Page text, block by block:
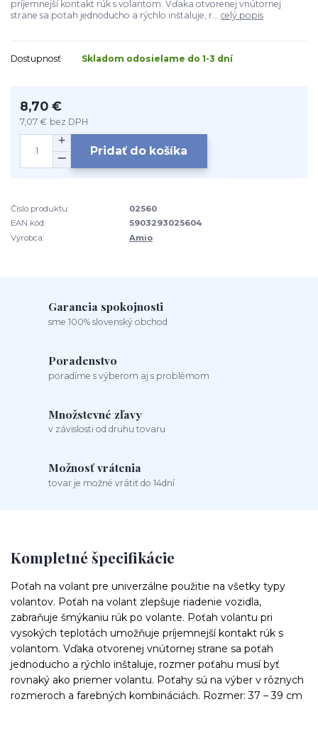
príjemnejší kontakt rúk s volantom. Vďaka otvorenej vnútornej
strane sa poťah jednoducho a rýchlo inštaluje, r... celý popis
Dostupnosť Skladom odosielame do 1-3 dní
8,70 €
7,07 € bez DPH
Pridať do košíka
Číslo produktu:
02560
EAN kód:
5903293025604
Výrobca:
Amio
Garancia spokojnosti
sme 100% slovenský obchod
Poradenstvo
poradíme s výberom aj s problémom
Množstevné zľavy
v závislosti od druhu tovaru
Možnosť vrátenia
tovar je možné vrátiť do 14dní
Kompletné špecifikácie
Poťah na volant pre univerzálne použitie na všetky typy
volantov. Poťah na volant zlepšuje riadenie vozidla,
zabraňuje šmýkaniu rúk po volante. Poťah volantu pri
vysokých teplotách umožňuje príjemnejší kontakt rúk s
volantom. Vďaka otvorenej vnútornej strane sa poťah
jednoducho a rýchlo inštaluje, rozmer poťahu musí byť
rovnaký ako priemer volantu. Poťahy sú na výber v rôznych
rozmeroch a farebných kombináciách. Rozmer: 37 – 39 cm